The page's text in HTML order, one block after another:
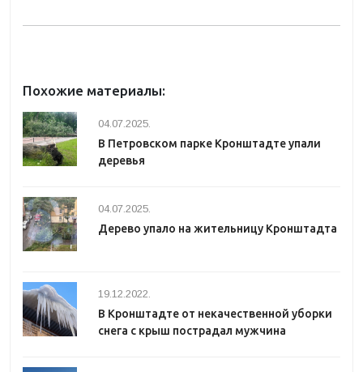
Похожие материалы:
04.07.2025.
В Петровском парке Кронштадте упали
деревья
04.07.2025.
Дерево упало на жительницу Кронштадта
19.12.2022.
В Кронштадте от некачественной уборки
снега с крыш пострадал мужчина